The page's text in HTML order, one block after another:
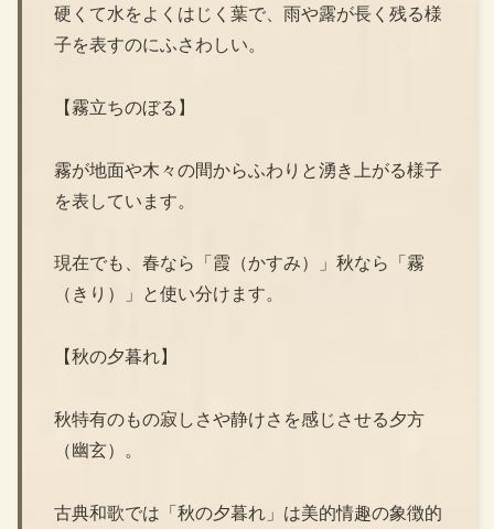
硬くて水をよくはじく葉で、雨や露が長く残る様
子を表すのにふさわしい。
【霧立ちのぼる】
霧が地面や木々の間からふわりと湧き上がる様子
を表しています。
現在でも、春なら「霞（かすみ）」秋なら「霧
（きり）」と使い分けます。
【秋の夕暮れ】
秋特有のもの寂しさや静けさを感じさせる夕方
（幽玄）。
古典和歌では「秋の夕暮れ」は美的情趣の象徴的